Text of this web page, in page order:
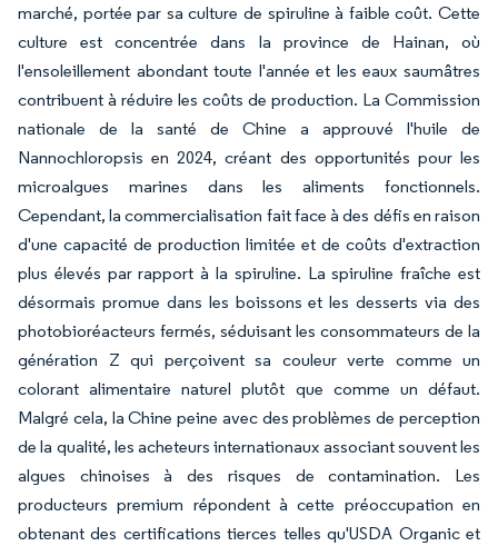
marché, portée par sa culture de spiruline à faible coût. Cette
culture est concentrée dans la province de Hainan, où
l'ensoleillement abondant toute l'année et les eaux saumâtres
contribuent à réduire les coûts de production. La Commission
nationale de la santé de Chine a approuvé l'huile de
Nannochloropsis en 2024, créant des opportunités pour les
microalgues marines dans les aliments fonctionnels.
Cependant, la commercialisation fait face à des défis en raison
d'une capacité de production limitée et de coûts d'extraction
plus élevés par rapport à la spiruline. La spiruline fraîche est
désormais promue dans les boissons et les desserts via des
photobioréacteurs fermés, séduisant les consommateurs de la
génération Z qui perçoivent sa couleur verte comme un
colorant alimentaire naturel plutôt que comme un défaut.
Malgré cela, la Chine peine avec des problèmes de perception
de la qualité, les acheteurs internationaux associant souvent les
algues chinoises à des risques de contamination. Les
producteurs premium répondent à cette préoccupation en
obtenant des certifications tierces telles qu'USDA Organic et